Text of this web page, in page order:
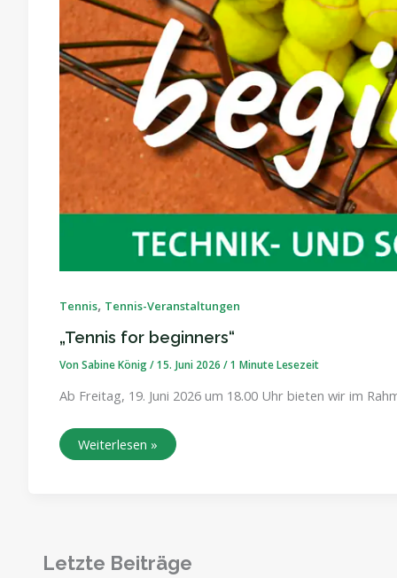
Tennis, Tennis-Veranstaltungen
„Tennis for beginners“
VonSabine König/15. Juni 2026/1 Minute Lesezeit
Ab Freitag, 19. Juni 2026 um 18.00 Uhr bieten wir im
Weiterlesen »
Letzte Beiträge